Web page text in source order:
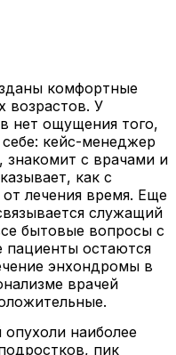
комфортные
возрастов. У
нет ощущения того,
кейс-менеджер
с врачами и
как с
лечения время. Еще
служащий
бытовые вопросы с
пациенты остаются
энхондромы в
врачей
наиболее
пик